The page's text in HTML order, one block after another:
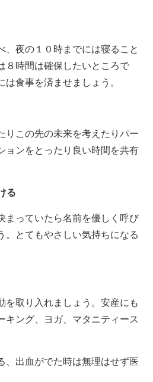
、夜の１０時までには寝ること
８時間は確保したいところで
食事を済ませましょう。
りこの先の未来を考えたりパー
ョンをとったり良い時間を共有
る
まっていたら名前を優しく呼び
。とてもやさしい気持ちになる
を取り入れましょう。安産にも
キング、ヨガ、マタニティース
、出血がでた時は無理はせず医